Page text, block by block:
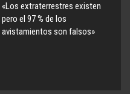
«Los extraterrestres existen
pero el 97 % de los
avistamientos son falsos»